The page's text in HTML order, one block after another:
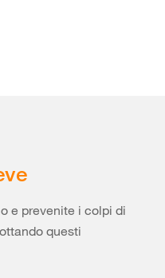
e prevenite i colpi di
questi